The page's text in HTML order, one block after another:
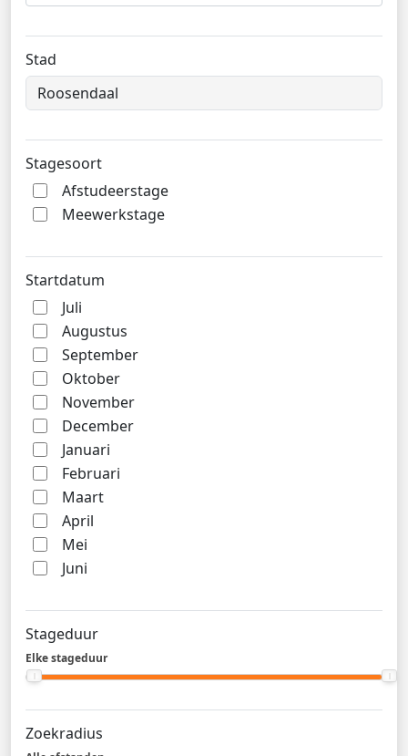
Stad
Stagesoort
Afstudeerstage
Meewerkstage
Startdatum
Juli
Augustus
September
Oktober
November
December
Januari
Februari
Maart
April
Mei
Juni
Stageduur
Elke stageduur
Zoekradius